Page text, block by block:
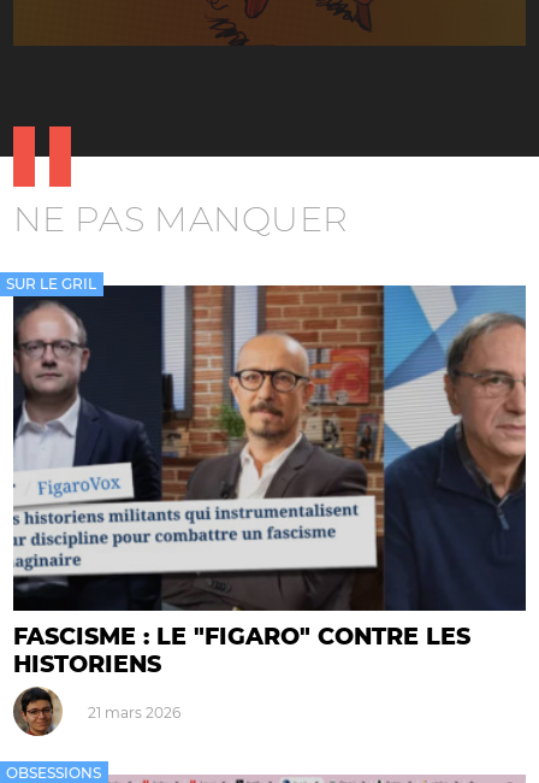
NE PAS MANQUER
SUR LE GRIL
FASCISME : LE "FIGARO" CONTRE LES
HISTORIENS
21 mars 2026
OBSESSIONS